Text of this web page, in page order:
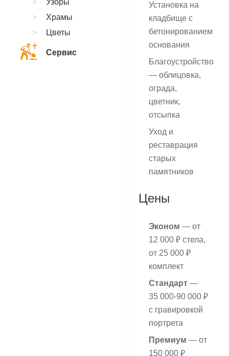
Установка на
кладбище с
бетонированием
основания
Благоустройство
— облицовка,
ограда,
цветник,
отсыпка
Уход и
реставрация
старых
памятников
Цены
Эконом — от
12 000 ₽ стела,
от 25 000 ₽
комплект
Стандарт —
35 000-90 000 ₽
с гравировкой
портрета
Премиум — от
150 000 ₽
Узоры
Храмы
Цветы
Сервис